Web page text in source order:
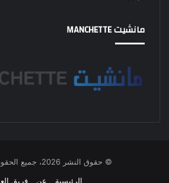
مانشيت MANCHETTE
© حقوق النشر 2026، جميع الحقوق محفوظة
الرئيسية
عن فريق